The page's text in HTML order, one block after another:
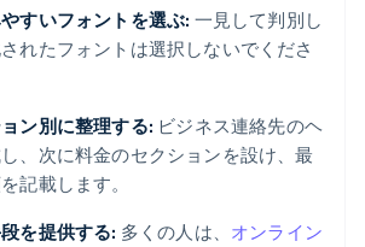
すいフォントを選ぶ: 一見して判別し
れたフォントは選択しないでくださ
ン別に整理する: ビジネス連絡先のヘ
、次に料金のセクションを設け、最
記載します。
を提供する: 多くの人は、 オンライン